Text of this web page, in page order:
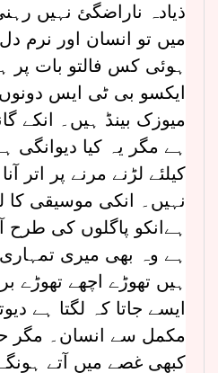
ذیادہ ناراضگئ نہیں
میں تو انسان اور نرم
ہوئی کس فالتو بات پر
ایکسو بی ٹی ایس
میوزک بینڈ ہیں۔ انکے
ہے مگر یہ کیا دیوانگی
کیلئے لڑنے مرنے پر اتر
نہیں۔ انکی موسیقی
ہےانکو پاگلوں کی طرح
ہے وہ بھی میری
ہیں تھوڑے اچھے تھوڑے
ایسے جاتا کہ لگتا ہے
مکمل سے انسان۔ مگر
کبھی غصے میں آتے